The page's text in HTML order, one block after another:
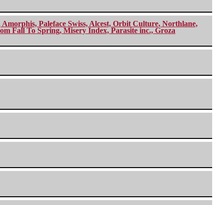
Paleface Swiss, Alcest, Orbit Culture, Northlane,
Fall To Spring, Misery Index, Parasite inc., Groza